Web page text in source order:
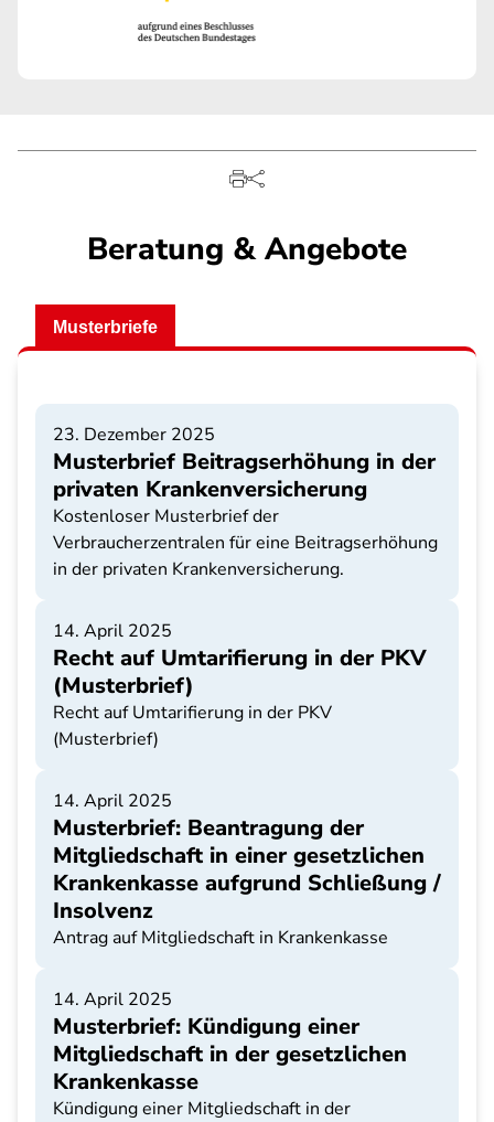
Beratung & Angebote
Musterbriefe
23. Dezember 2025
Musterbrief Beitragserhöhung in der
privaten Krankenversicherung
Kostenloser Musterbrief der
Verbraucherzentralen für eine Beitragserhöhung
in der privaten Krankenversicherung.
14. April 2025
Recht auf Umtarifierung in der PKV
(Musterbrief)
Recht auf Umtarifierung in der PKV
(Musterbrief)
14. April 2025
Musterbrief: Beantragung der
Mitgliedschaft in einer gesetzlichen
Krankenkasse aufgrund Schließung /
Insolvenz
Antrag auf Mitgliedschaft in Krankenkasse
14. April 2025
Musterbrief: Kündigung einer
Mitgliedschaft in der gesetzlichen
Krankenkasse
Kündigung einer Mitgliedschaft in der